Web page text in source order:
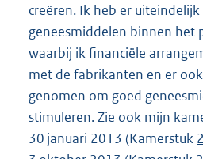
creëren. Ik heb er uiteindelijk
geneesmiddelen binnen het
waarbij ik financiële
met de fabrikanten en er
genomen om goed
stimuleren. Zie ook mijn
30 januari 2013 (Kamerstuk